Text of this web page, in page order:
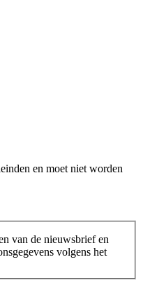
en moet niet worden
van de nieuwsbrief en
volgens het